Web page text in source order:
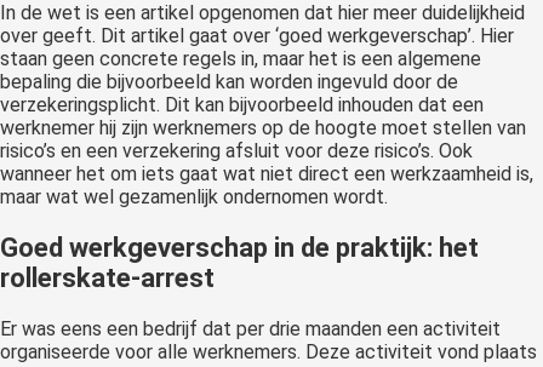
In de wet is een artikel opgenomen dat hier meer duidelijkheid
over geeft. Dit artikel gaat over ‘goed werkgeverschap’. Hier
staan geen concrete regels in, maar het is een algemene
bepaling die bijvoorbeeld kan worden ingevuld door de
verzekeringsplicht. Dit kan bijvoorbeeld inhouden dat een
werknemer hij zijn werknemers op de hoogte moet stellen van
risico’s en een verzekering afsluit voor deze risico’s. Ook
wanneer het om iets gaat wat niet direct een werkzaamheid is,
maar wat wel gezamenlijk ondernomen wordt.
Goed werkgeverschap in de praktijk: het
rollerskate-arrest
Er was eens een bedrijf dat per drie maanden een activiteit
organiseerde voor alle werknemers. Deze activiteit vond plaats